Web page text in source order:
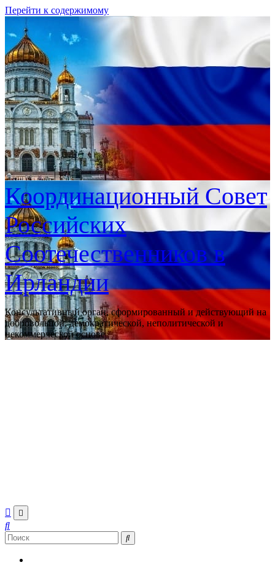
Перейти к содержимому
Координационный Совет
Российских
Соотечественников в
Ирландии
Консультативный орган, сформированный и действующий на
добровольной, демократической, неполитической и
некоммерческой основе